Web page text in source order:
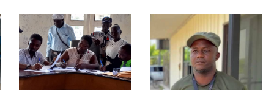
Please read ourterms and conditions